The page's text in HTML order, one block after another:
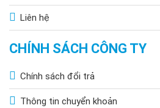
Liên hệ
CHÍNH SÁCH CÔNG TY
Chính sách đổi trả
Thông tin chuyển khoản